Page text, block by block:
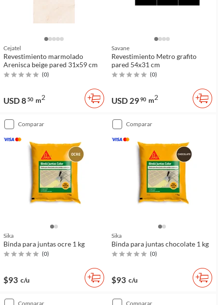
Cejatel
Revestimiento marmolado
Arenisca beige pared 31x59 cm
(0)
USD 850 m2
Savane
Revestimiento Metro grafito
pared 54x31 cm
(0)
USD 2990 m2
comparar
Sika
Binda para juntas ocre 1 kg
(0)
$93 c/u
comparar
Sika
Binda para juntas chocolate 1 kg
(0)
$93 c/u
comparar comparar